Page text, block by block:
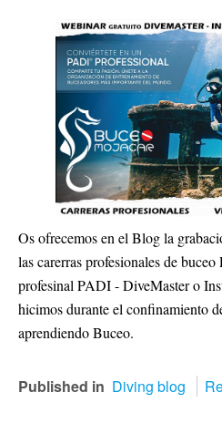
Os ofrecemos en el Blog la
las carerras profesionales de
profesinal PADI - DiveMaster o
hicimos durante el confinamiento
aprendiendo Buceo.
Published in Diving blog